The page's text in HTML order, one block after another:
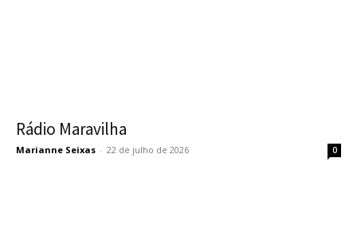
Rádio Maravilha
Marianne Seixas - 22 de julho de 2026 0